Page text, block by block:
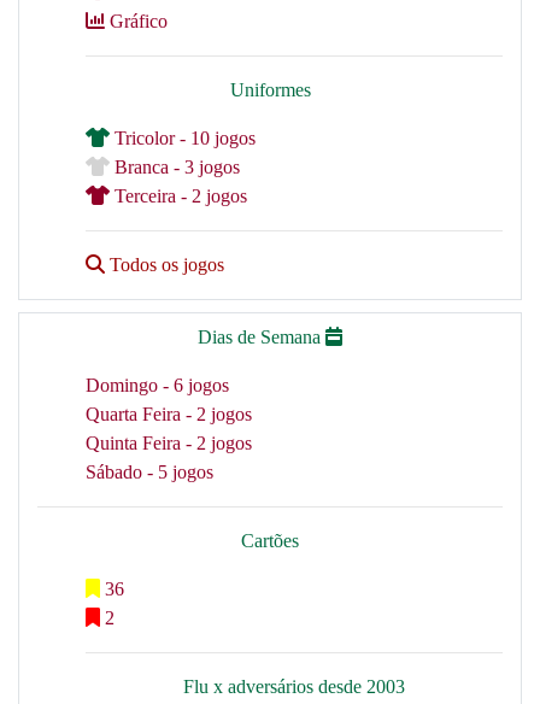
Gráfico
Uniformes
Tricolor - 10 jogos
Branca - 3 jogos
Terceira - 2 jogos
Todos os jogos
Dias de Semana
Domingo - 6 jogos
Quarta Feira - 2 jogos
Quinta Feira - 2 jogos
Sábado - 5 jogos
Cartões
36
2
Flu x adversários desde 2003